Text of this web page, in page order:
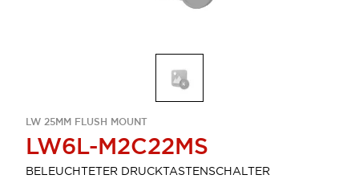
LW 25MM FLUSH MOUNT
LW6L-M2C22MS
BELEUCHTETER DRUCKTASTENSCHALTER